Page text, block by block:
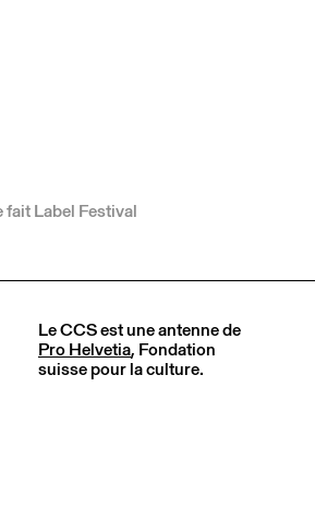
fait Label Festival
Le CCS est une antenne de
Pro Helvetia, Fondation
suisse pour la culture.